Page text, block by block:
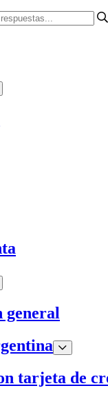
tarjeta de